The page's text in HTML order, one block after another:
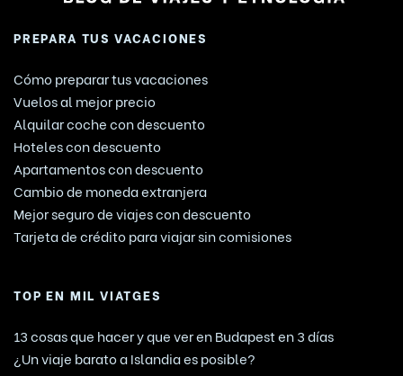
PREPARA TUS VACACIONES
Cómo preparar tus vacaciones
Vuelos al mejor precio
Alquilar coche con descuento
Hoteles con descuento
Apartamentos con descuento
Cambio de moneda extranjera
Mejor seguro de viajes con descuento
Tarjeta de crédito para viajar sin comisiones
TOP EN MIL VIATGES
13 cosas que hacer y que ver en Budapest en 3 días
¿Un viaje barato a Islandia es posible?